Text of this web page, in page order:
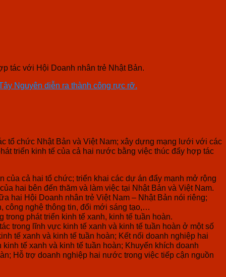
tác với Hội Doanh nhân trẻ Nhật Bản.
Nguyên diễn ra thành công rực rỡ.
tổ chức Nhật Bản và Việt Nam; xây dựng mạng lưới với các
triển kinh tế của cả hai nước bằng việc thúc đẩy hợp tác
cả hai tổ chức; triển khai các dự án đẩy mạnh mở rộng
hai bên đến thăm và làm việc tại Nhật Bản và Việt Nam.
hai Hội Doanh nhân trẻ Việt Nam – Nhật Bản nói riêng;
công nghệ thông tin, đổi mới sáng tạo,…
phát triển kinh tế xanh, kinh tế tuần hoàn.
trong lĩnh vực kinh tế xanh và kinh tế tuần hoàn ở một số
tế xanh và kinh tế tuần hoàn; Kết nối doanh nghiệp hai
tế xanh và kinh tế tuần hoàn; Khuyến khích doanh
Hỗ trợ doanh nghiệp hai nước trong việc tiếp cận nguồn